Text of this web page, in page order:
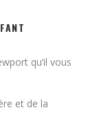
qu’il vous
et de la